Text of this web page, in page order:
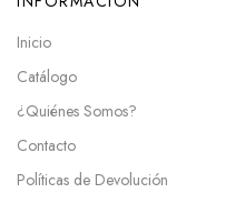
Inicio
Catálogo
¿Quiénes Somos?
Contacto
Políticas de Devolución